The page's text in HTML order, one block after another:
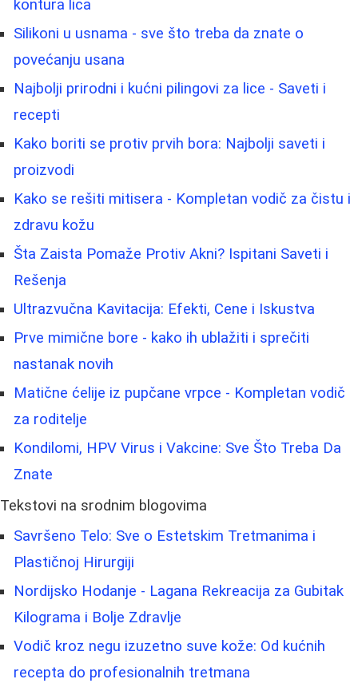
kontura lica
Silikoni u usnama - sve što treba da znate o
povećanju usana
Najbolji prirodni i kućni pilingovi za lice - Saveti i
recepti
Kako boriti se protiv prvih bora: Najbolji saveti i
proizvodi
Kako se rešiti mitisera - Kompletan vodič za čistu i
zdravu kožu
Šta Zaista Pomaže Protiv Akni? Ispitani Saveti i
Rešenja
Ultrazvučna Kavitacija: Efekti, Cene i Iskustva
Prve mimične bore - kako ih ublažiti i sprečiti
nastanak novih
Matične ćelije iz pupčane vrpce - Kompletan vodič
za roditelje
Kondilomi, HPV Virus i Vakcine: Sve Što Treba Da
Znate
Tekstovi na srodnim blogovima
Savršeno Telo: Sve o Estetskim Tretmanima i
Plastičnoj Hirurgiji
Nordijsko Hodanje - Lagana Rekreacija za Gubitak
Kilograma i Bolje Zdravlje
Vodič kroz negu izuzetno suve kože: Od kućnih
recepta do profesionalnih tretmana